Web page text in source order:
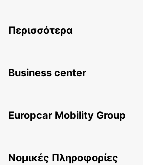
Περισσότερα
Business center
Europcar Mobility Group
Nομικές Πληροφορίες